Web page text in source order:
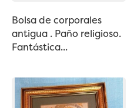
Bolsa de corporales
antigua . Paño religioso.
Fantástica...